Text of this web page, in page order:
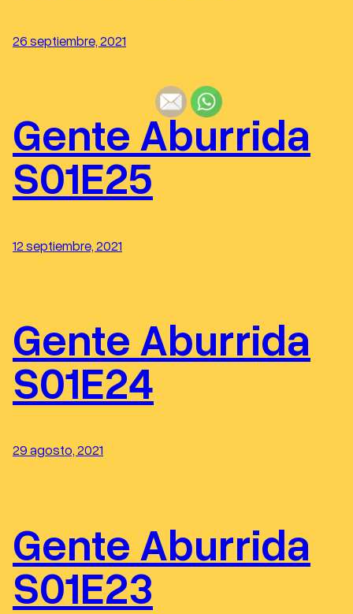
26 septiembre, 2021
Gente Aburrida
S01E25
12 septiembre, 2021
Gente Aburrida
S01E24
29 agosto, 2021
Gente Aburrida
S01E23